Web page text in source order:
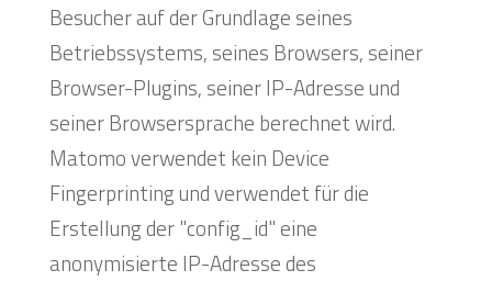
Besucher auf der Grundlage seines
Betriebssystems, seines Browsers, seiner
Browser-Plugins, seiner IP-Adresse und
seiner Browsersprache berechnet wird.
Matomo verwendet kein Device
Fingerprinting und verwendet für die
Erstellung der "config_id" eine
anonymisierte IP-Adresse des